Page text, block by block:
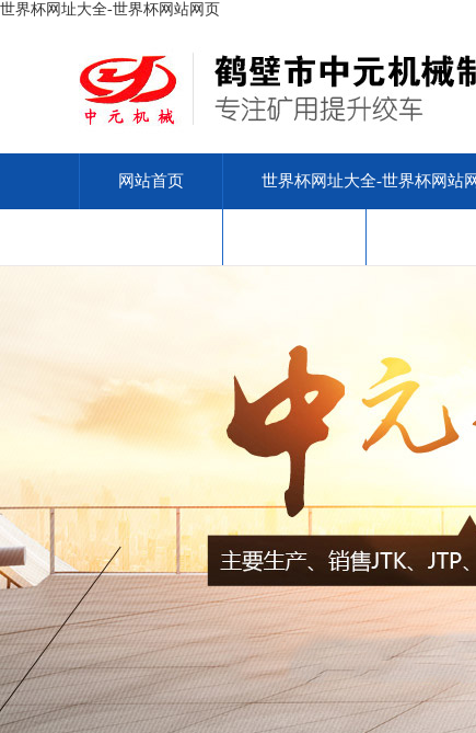
世界杯网址大全-世界杯网站网页
网站首页 世界杯网址大全-世界杯网站